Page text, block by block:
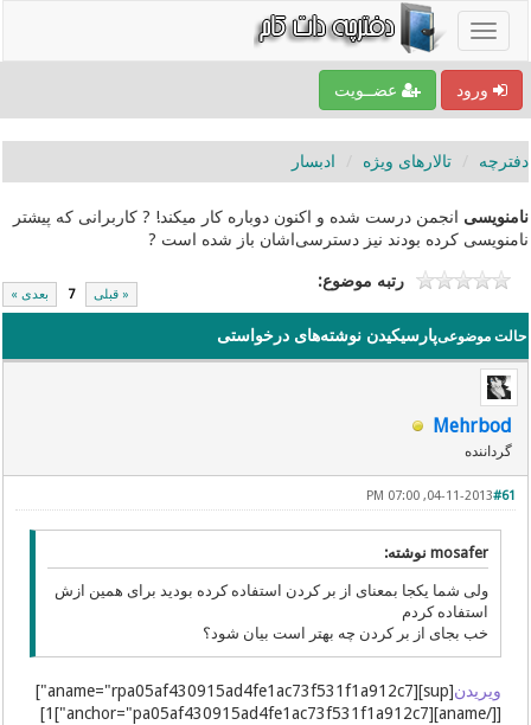
ورود عضــویت
دفترچه تالارهای ویژه ادبسار
نامنویسی انجمن درست شده و اکنون دوباره کار میکند! ? کاربرانی که پیشتر
نامنویسی کرده بودند نیز دسترسی‌اشان باز شده است ?
« قبلی 7 بعدی »
رتبه موضوع:
حالت موضوعیپارسیکیدن نوشته‌های درخواستی
Mehrbod
گرداننده
#61
04-11-2013, 07:00 PM
mosafer نوشته:
ولی شما یکجا بمعنای از بر کردن استفاده کرده بودید برای همین ازش
استفاده کردم
خب بجای از بر کردن چه بهتر است بیان شود؟
ویریدن
[sup][aname="rpa05af430915ad4fe1ac73f531f1a912c7"]
[[/aname][anchor="pa05af430915ad4fe1ac73f531f1a912c7"]1]